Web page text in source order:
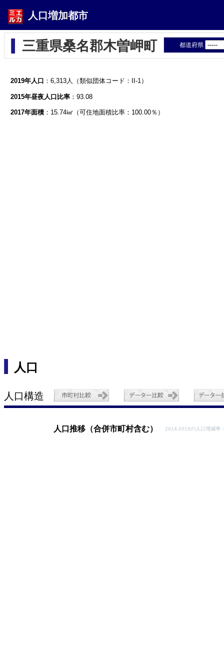
人口増加都市
三重県桑名郡木曽岬町 都道府県
2019年人口 ：6,313人（類似団体コード：II-1）
2015年昼夜人口比率 ：93.08
2017年面積：15.74㎢（可住地面積比率：100.00％）
人口
人口構造
人口推移（合併市町村含む） 2014-2019の人口増減率